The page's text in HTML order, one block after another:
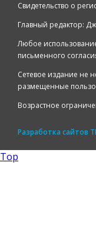
Свидетельство о
Главный редактор:
Любое
письменного
Сетевое издание не
размещенные
Возрастное
Разработка сайтов
Top